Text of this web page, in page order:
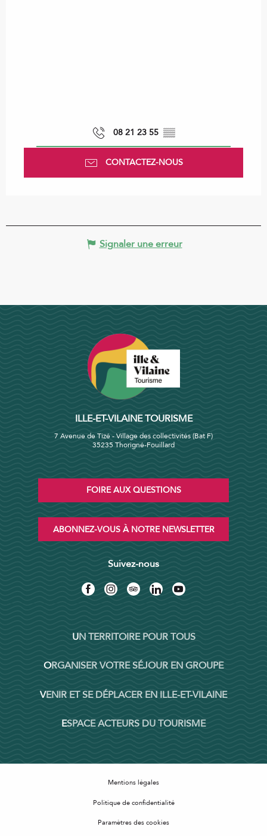
08 21 23 55 ▒▒
CONTACTEZ-NOUS
Signaler une erreur
ILLE-ET-VILAINE TOURISME
7 Avenue de Tizé - Village des collectivités (Bat F)
35235 Thorigné-Fouillard
FOIRE AUX QUESTIONS
ABONNEZ-VOUS À NOTRE NEWSLETTER
Suivez-nous
UN TERRITOIRE POUR TOUS
ORGANISER VOTRE SÉJOUR EN GROUPE
VENIR ET SE DÉPLACER EN ILLE-ET-VILAINE
ESPACE ACTEURS DU TOURISME
Mentions légales
Politique de confidentialité
Paramètres des cookies